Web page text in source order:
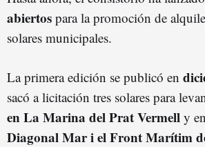
abiertos para la promoción de
solares municipales.
La primera edición se publicó en
sacó a licitación tres solares para
en La Marina del Prat Vermell y
Diagonal Mar i el Front Marítim